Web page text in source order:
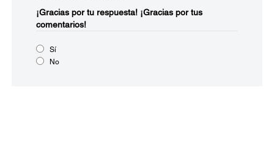
¡Gracias por tu respuesta! ¡Gracias por tus
comentarios!
Sí
No